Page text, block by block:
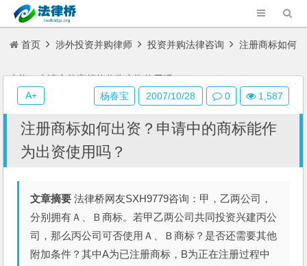
首页 涉外投资并购律师 投资并购法律咨询 注册商标如何
出资？申请中的商标能作为出资使用吗？
注册商标如何出资？申请中的商标能作
为出资使用吗？
文章摘要 法律桥网友SXH9779咨询：甲，乙两公司，
分别拥有Ａ、Ｂ商标。若甲乙两公司共同投资兴建丙公
司，那么丙公司可否使用Ａ、Ｂ商标？是否还需要其他
附加条件？其中A为已注册商标，B为正在注册过程中
杨春宝 2007/10/28 0 1,587
A+